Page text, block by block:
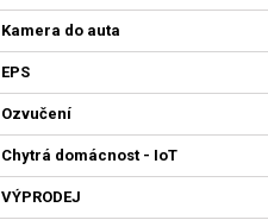
Kamera do auta
EPS
Ozvučení
Chytrá domácnost - IoT
VÝPRODEJ